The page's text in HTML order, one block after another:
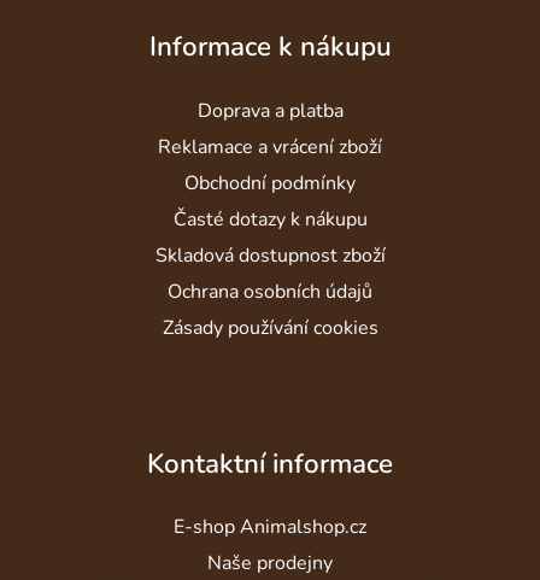
Informace k nákupu
Doprava a platba
Reklamace a vrácení zboží
Obchodní podmínky
Časté dotazy k nákupu
Skladová dostupnost zboží
Ochrana osobních údajů
Zásady používání cookies
Kontaktní informace
E-shop Animalshop.cz
Naše prodejny